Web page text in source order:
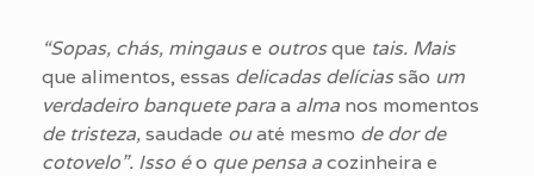
“Sopas, chás, mingause outrosque tais. Mais
que alimentos, essas delicadas delíciassão um
verdadeiro banquete paraa alma nos momentos
de tristeza,saudade ouaté mesmo dedorde
cotovelo”. Isso éo quepensa acozinheira e